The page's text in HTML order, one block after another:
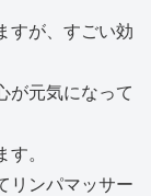
すが、すごい効
が元気になって
。
リンパマッサー